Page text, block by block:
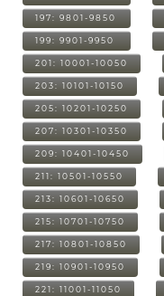
197: 9801-9850
199: 9901-9950
201: 10001-10050
203: 10101-10150
205: 10201-10250
207: 10301-10350
209: 10401-10450
211: 10501-10550
213: 10601-10650
215: 10701-10750
217: 10801-10850
219: 10901-10950
221: 11001-11050